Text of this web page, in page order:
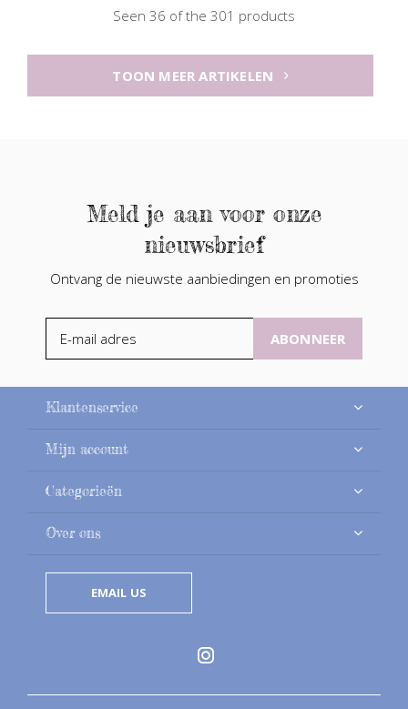
Seen 36 of the 301 products
TOON MEER ARTIKELEN
Meld je aan voor onze
nieuwsbrief
Ontvang de nieuwste aanbiedingen en promoties
ABONNEER
Klantenservice
Mijn account
Categorieën
Over ons
EMAIL US